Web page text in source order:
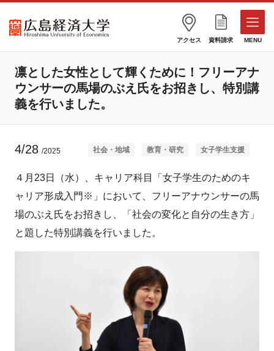
アクセス 資料請求 MENU
凛とした女性として輝くために！フリーアナ
ウンサーの馬場のぶえ氏をお招きし、特別講
義を行いました。
4/28 /2025 社会・地域 教育・研究 女子学生支援
４月23日（水）、キャリア科目「女子学生のためのキ
ャリア形成入門※」において、フリーアナウンサーの馬
場のぶえ氏をお招きし、「社会の変化と自分の生き方」
と題した特別講義を行いました。